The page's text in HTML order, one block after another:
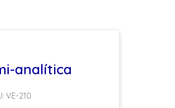
analítica
VE-210